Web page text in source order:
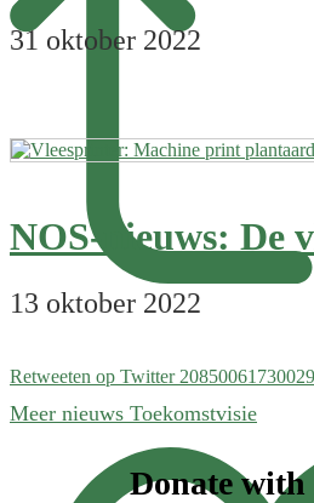
Retweeten op Twitter
31 oktober 2022
NOS-nieuws: De
13 oktober 2022
Meer nieuws Toekomstvisie
FooterDonate with